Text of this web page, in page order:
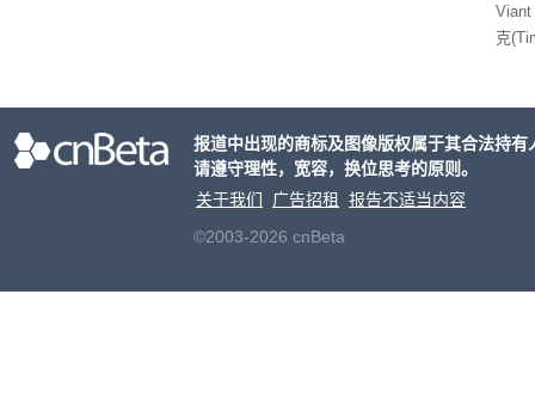
Viant
克
算法
报道中出现的商标及图像版权属于其合法持
请遵守理性，宽容，换位思考的原则。
关于我们
广告招租
报告不适当内容
©2003-2026 cnBeta